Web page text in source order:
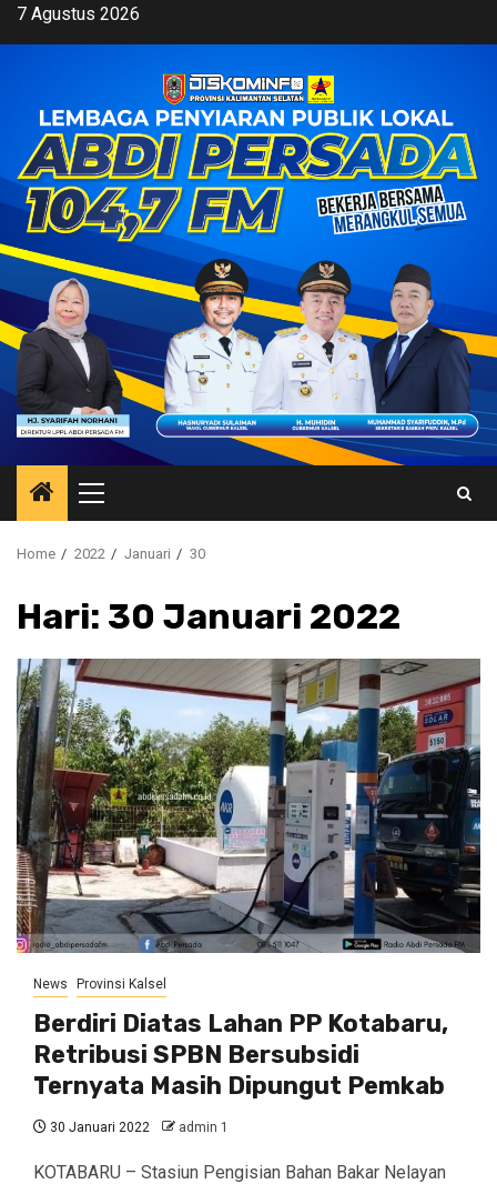
Skip7 Agustus 2026
Primary
Menu
Home 2022 Januari 30
Hari: 30 Januari 2022
News Provinsi Kalsel
Berdiri Diatas Lahan PP Kotabaru,
Retribusi SPBN Bersubsidi
Ternyata Masih Dipungut Pemkab
30 Januari 2022 admin 1
KOTABARU – Stasiun Pengisian Bahan Bakar Nelayan